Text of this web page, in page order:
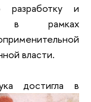
разработку и
в рамках
власти.
достигла в